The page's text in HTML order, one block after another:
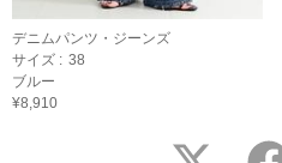
デニムパンツ・ジーンズ
サイズ : 38
ブルー
¥8,910
twitter